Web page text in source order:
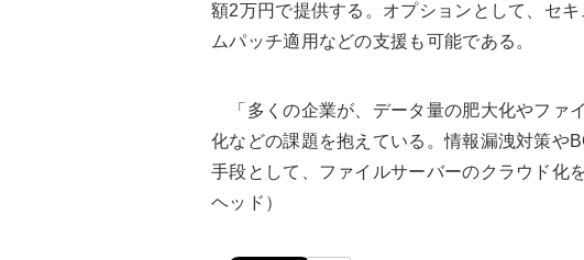
額2万円で提供する。オプションとして、セ
ムパッチ適用などの支援も可能である。
「多くの企業が、データ量の肥大化やファ
化などの課題を抱えている。情報漏洩対策や
手段として、ファイルサーバーのクラウド化
ヘッド）